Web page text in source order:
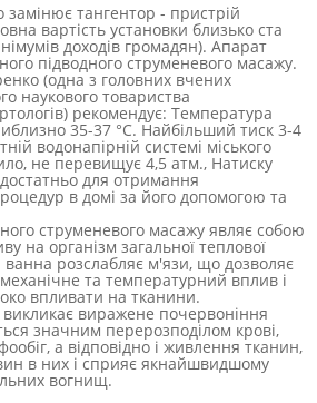
замінює тангентор - пристрій
вартість установки близько ста
доходів громадян). Апарат
підводного струменевого масажу.
(одна з головних вчених
наукового товариства
рекомендує: Температура
35-37 °С.Найбільший тиск 3-4
водонапірній системі міського
не перевищує 4,5 атм., Натиску
для отримання
в домі за його допомогою та
струменевого масажу являє собою
на організм загальної теплової
ванна розслабляє м'язи, що дозволяє
та температурний вплив і
впливати на тканини.
виражене почервоніння
значним перерозподілом крові,
а відповідно і живлення тканин,
в них і сприяє якнайшвидшому
вогнищ.